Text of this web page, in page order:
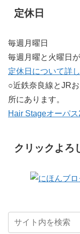
定休日
毎週月曜日
毎週月曜と火曜日
定休日について詳
○近鉄奈良線とJR
所にあります。
Hair Stageオーパ
クリックよろ